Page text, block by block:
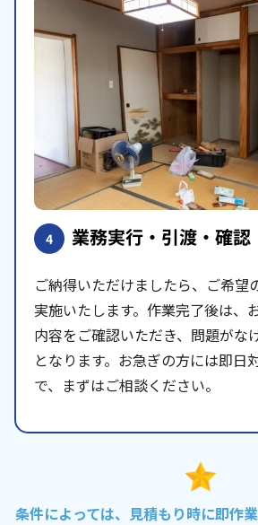
4 業務実行・引渡・確認
ご納得いただけましたら、ご希望
実施いたします。作業完了後は、
内容をご確認いただき、問題がな
となります。お急ぎの方には即日
で、まずはご相談ください。
条件によっては、見積もり時に即作